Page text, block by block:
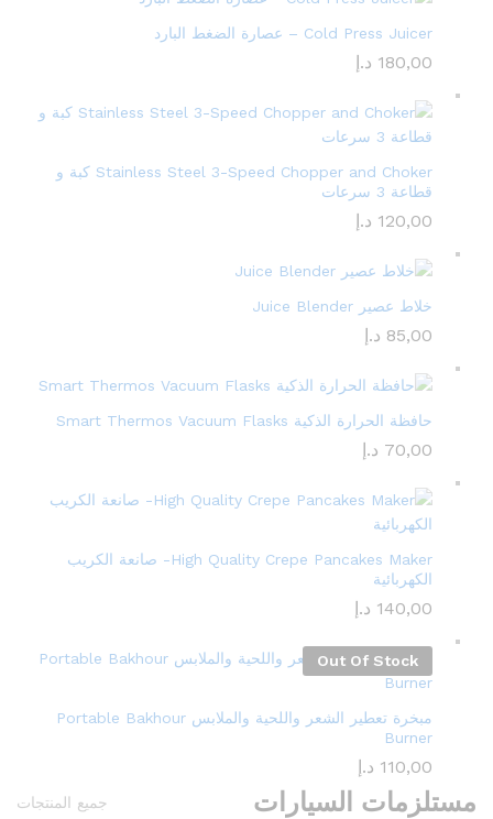
Cold Press Juicer – عصارة الضغط البارد
180,00 د.إ
Stainless Steel 3-Speed Chopper and Choker كبة و
قطاعة 3 سرعات
120,00 د.إ
خلاط عصير Juice Blender
85,00 د.إ
حافظة الحرارة الذكية Smart Thermos Vacuum Flasks
70,00 د.إ
High Quality Crepe Pancakes Maker- صانعة الكريب
الكهربائية
140,00 د.إ
Out Of Stock
مبخرة تعطير الشعر واللحية والملابس Portable Bakhour
Burner
110,00 د.إ
مستلزمات السيارات جميع المنتجات